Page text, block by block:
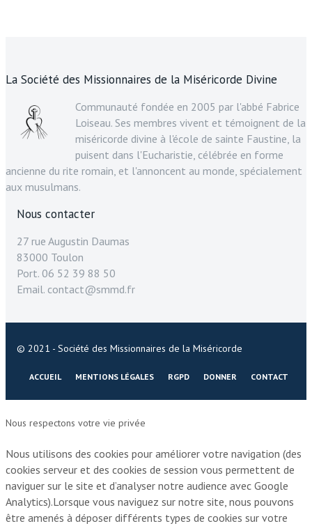
La Société des Missionnaires de la Miséricorde Divine
Communauté fondée en 2005 par l'abbé Fabrice
Loiseau. Ses membres vivent et témoignent de la
miséricorde divine à l'école de sainte Faustine, la
puisent dans l'Eucharistie, célébrée en forme
ancienne du rite romain, et l'annoncent au monde, spécialement
aux musulmans.
Nous contacter
27 rue Augustin Daumas
83000 Toulon
Port. 06 52 39 88 50
Email. contact@smmd.fr
© 2021 - Société des Missionnaires de la Miséricorde
ACCUEIL MENTIONS LÉGALES RGPD DONNER CONTACT
Nous respectons votre vie privée
Nous utilisons des cookies pour améliorer votre navigation (des
cookies serveur et des cookies de session vous permettent de
naviguer sur le site et d’analyser notre audience avec Google
Analytics).Lorsque vous naviguez sur notre site, nous pouvons
être amenés à déposer différents types de cookies sur votre